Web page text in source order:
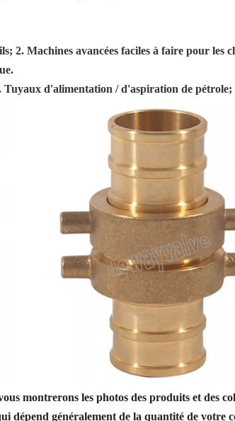
2. Machines avancées faciles à faire pour
d'alimentation / d'aspiration de
montrerons les photos des produits et des
dépend généralement de la quantité de votre